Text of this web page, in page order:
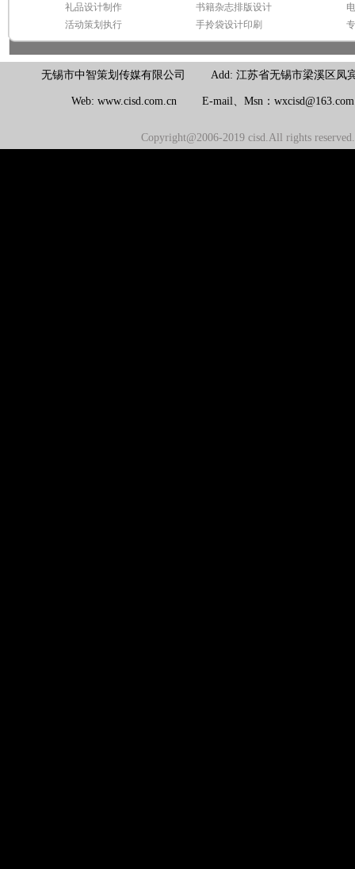
礼品设计制作
活动策划执行
书籍杂志排版设计
手拎袋设计印刷
无锡市中智策划传媒有限公司 Add: 江苏省无锡市梁溪区凤
Web: www.cisd.com.cn E-mail、Msn：
Copyright@2006-2019 cisd.All rights